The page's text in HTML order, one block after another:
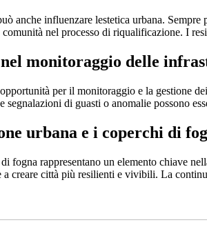
anche influenzare lestetica urbana.
nel processo di riqualificazione. I
monitoraggio delle
per il monitoraggio e la gestione
segnalazioni di guasti o anomalie possono
urbana e i coperchi di
fogna rappresentano un elemento chiave
creare città più resilienti e vivibili. La